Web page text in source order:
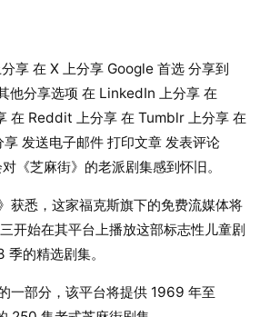
享 在 X 上分享 Google 首选 分享到
他分享选项 在 LinkedIn 上分享 在
在 Reddit 上分享 在 Tumblr 上分享 在
发送电子邮件 打印文章 发表评论
《芝麻街》的老派剧集感到怀旧。
获悉，这家福克斯旗下的免费流媒体将
开始在其平台上播放这部标志性儿童剧
的精选剧集。
一部分，该平台将提供 1969 年至